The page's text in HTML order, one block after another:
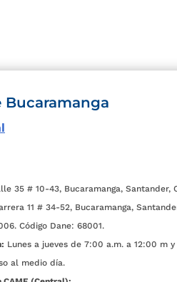
Bucaramanga
35 # 10-43, Bucaramanga, Santander,
11 # 34-52, Bucaramanga,
Código Dane: 68001.
Lunes a jueves de 7:00 a.m. a 12:00 m
al medio día.